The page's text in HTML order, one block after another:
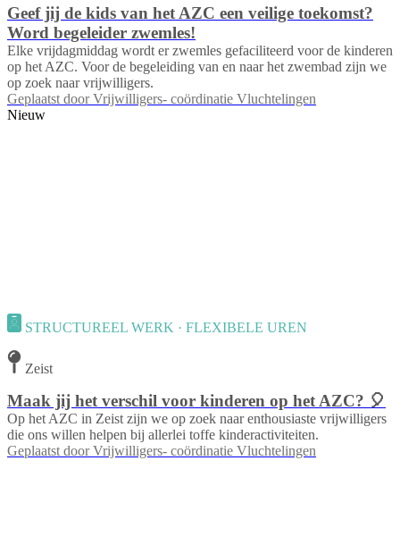
Geef jij de kids van het AZC een veilige toekomst?
Word begeleider zwemles!
Elke vrijdagmiddag wordt er zwemles gefaciliteerd voor de kinderen
op het AZC. Voor de begeleiding van en naar het zwembad zijn we
op zoek naar vrijwilligers.
Geplaatst door Vrijwilligers- coördinatie Vluchtelingen
Nieuw
STRUCTUREEL WERK · FLEXIBELE UREN
Zeist
Maak jij het verschil voor kinderen op het AZC? 🎈
Op het AZC in Zeist zijn we op zoek naar enthousiaste vrijwilligers
die ons willen helpen bij allerlei toffe kinderactiviteiten.
Geplaatst door Vrijwilligers- coördinatie Vluchtelingen